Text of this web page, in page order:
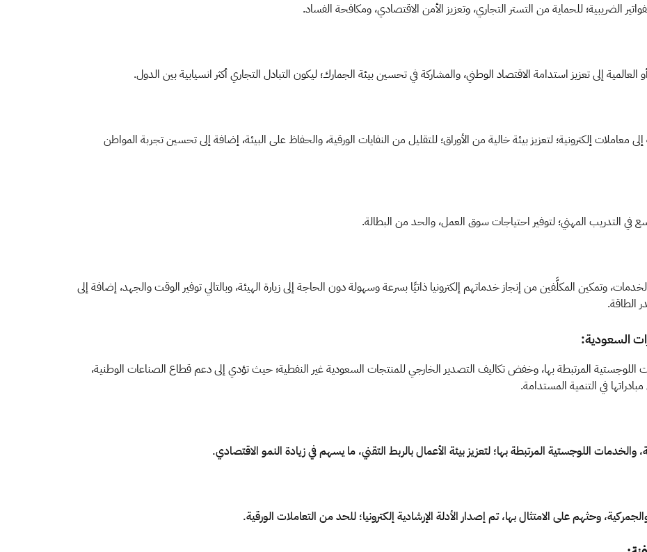
الضريبية؛ للحماية من التستر التجاري، وتعزيز الأمن الاقتصادي، ومكافحة الفساد.
إلى تعزيز استدامة الاقتصاد الوطني، والمشاركة في تحسين بيئة الجمارك؛ ليكون التبادل التجاري أكثر انسيابية بين الدول.​
معاملات إلكترونية؛ لتعزيز بيئة خالية من الأوراق؛ للتقليل من النفايات الورقية، والحفاظ على البيئة، إضافة إلى تحسين تجربة المواطن
في التدريب المهني؛ لتوفير احتياجات سوق العمل، والحد من البطالة.
وتمكين المكلَّفين من إنجاز خدماتهم إلكترونيا ذاتيًا بسرعة وسهولة دون الحاجة إلى زيارة الهيئة، وبالتالي توفير الوقت والجهد، إضافة إلى
الطاقة.
السعودية:
اللوجستية المرتبطة بها، وخفض تكاليف التصدير الخارجي للمنتجات السعودية غير النفطية؛ حيث تؤدي إلى دعم قطاع الصناعات الوطنية،
في التنمية المستدامة.
اللوجستية المرتبطة بها؛ لتعزيز بيئة الأعمال بالربط التقني، ما يسهم في زيادة النمو الاقتصادي.
وحثهم على الامتثال بها، تم إصدار الأدلة الإرشادية إلكترونيا؛ للحد من التعاملات الورقية.​